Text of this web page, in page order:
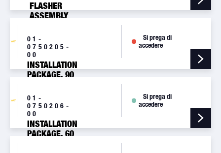
FLASHER
ASSEMBLY
01-
0750205-
00
INSTALLATION
PACKAGE, 90
[HDT390]
Si prega di
accedere
01-
0750206-
00
INSTALLATION
PACKAGE, 60
Si prega di
accedere